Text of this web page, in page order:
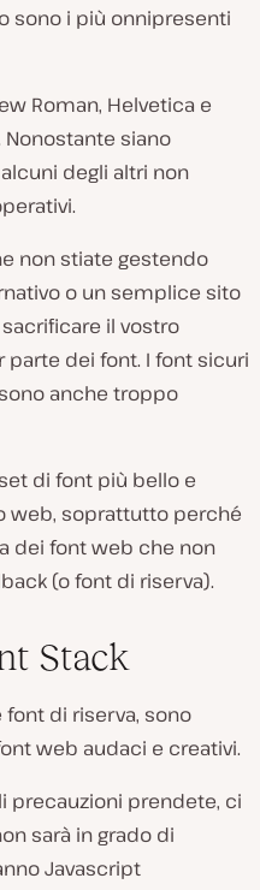
sono i più onnipresenti
Roman, Helvetica e
Nonostante siano
degli altri non
non stiate gestendo
o un semplice sito
il vostro
parte dei font. I font sicuri
anche troppo
di font più bello e
web, soprattutto perché
dei font web che non
(o font di riserva).
Stack
di riserva, sono
web audaci e creativi.
precauzioni prendete, ci
sarà in grado di
Javascript